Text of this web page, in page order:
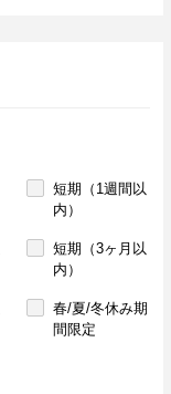
短期（1週間以
内）
短期（3ヶ月以
内）
春/夏/冬休み期
間限定